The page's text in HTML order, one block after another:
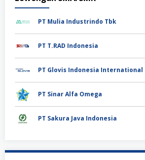
PT Mulia Industrindo Tbk
PT T.RAD Indonesia
PT Glovis Indonesia International
PT Sinar Alfa Omega
PT Sakura Java Indonesia